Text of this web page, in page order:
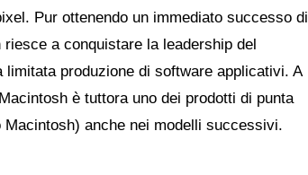
Pur ottenendo un immediato successo di
a conquistare la leadership del
produzione di software applicativi. A
è tuttora uno dei prodotti di punta
Macintosh) anche nei modelli successivi.